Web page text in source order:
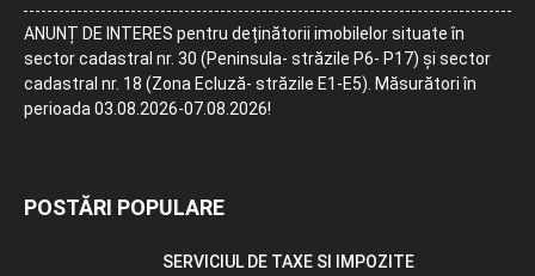
ANUNȚ DE INTERES pentru deținătorii imobilelor situate în
sector cadastral nr. 30 (Peninsula- străzile P6- P17) și sector
cadastral nr. 18 (Zona Ecluză- străzile E1-E5). Măsurători în
perioada 03.08.2026-07.08.2026!
POSTĂRI POPULARE
SERVICIUL DE TAXE SI IMPOZITE